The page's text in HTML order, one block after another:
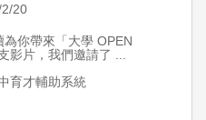
20
你帶來「大學 OPEN
影片，我們邀請了 ...
育才輔助系統